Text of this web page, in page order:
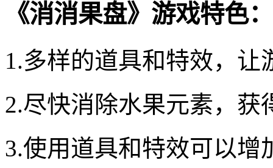
《消消果盘》游戏特色：
1.多样的道具和特效，
2.尽快消除水果元素，获
3.使用道具和特效可以